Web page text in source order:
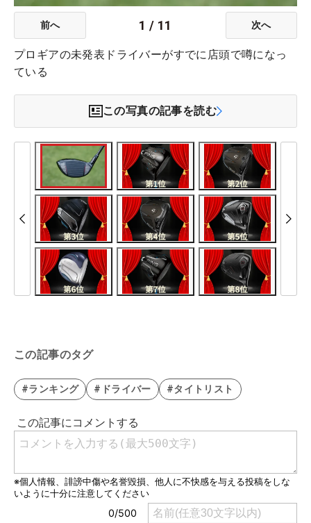
前へ 1 / 11 次へ
プロギアの未発表ドライバーがすでに店頭で噂になっ
ている
この写真の記事を読む
この記事のタグ
#ランキング #ドライバー #タイトリスト